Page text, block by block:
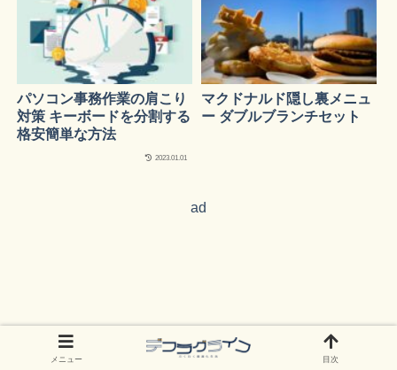
パソコン事務作業の肩こり
対策 キーボードを分割する
格安簡単な方法
2023.01.01
マクドナルド隠し裏メニュ
ー ダブルブランチセット
ad
メニュー 目次